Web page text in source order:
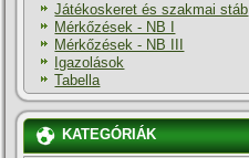
Játékoskeret és szakmai stáb
Mérkőzések - NB I
Mérkőzések - NB III
Igazolások
Tabella
KATEGÓRIÁK